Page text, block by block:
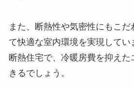
また、断熱性や気密性にもこだ
て快適な室内環境を実現してい
断熱住宅で、冷暖房費を抑え
きるでしょう。